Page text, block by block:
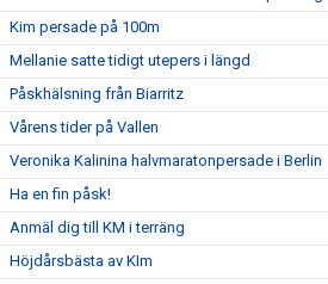
Kim persade på 100m
Mellanie satte tidigt utepers i längd
Påskhälsning från Biarritz
Vårens tider på Vallen
Veronika Kalinina halvmaratonpersade i Berlin
Ha en fin påsk!
Anmäl dig till KM i terräng
Höjdårsbästa av KIm